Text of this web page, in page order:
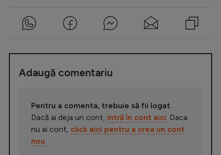
Adaugă comentariu
Pentru a comenta, trebuie să fii logat.
Dacă ai deja un cont, intră în cont aici . Daca
nu ai cont, click aici pentru a crea un cont
nou